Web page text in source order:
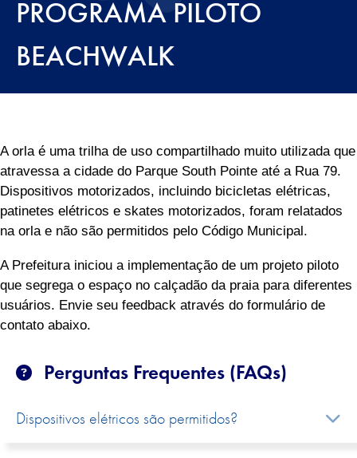
PROGRAMA PILOTO
BEACHWALK
A orla é uma trilha de uso compartilhado muito utilizada que
atravessa a cidade do Parque South Pointe até a Rua 79.
Dispositivos motorizados, incluindo bicicletas elétricas,
patinetes elétricos e skates motorizados, foram relatados
na orla e não são permitidos pelo Código Municipal.
A Prefeitura iniciou a implementação de um projeto piloto
que segrega o espaço no calçadão da praia para diferentes
usuários. Envie seu feedback através do formulário de
contato abaixo.
Perguntas Frequentes (FAQs)
Dispositivos elétricos são permitidos?